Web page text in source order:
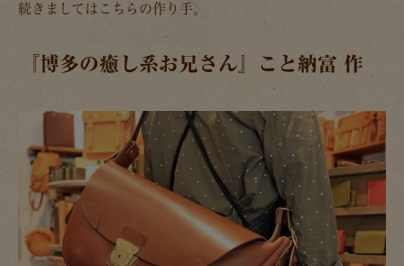
続きましてはこちらの作り手。
『博多の癒し系お兄さん』こと納富 作